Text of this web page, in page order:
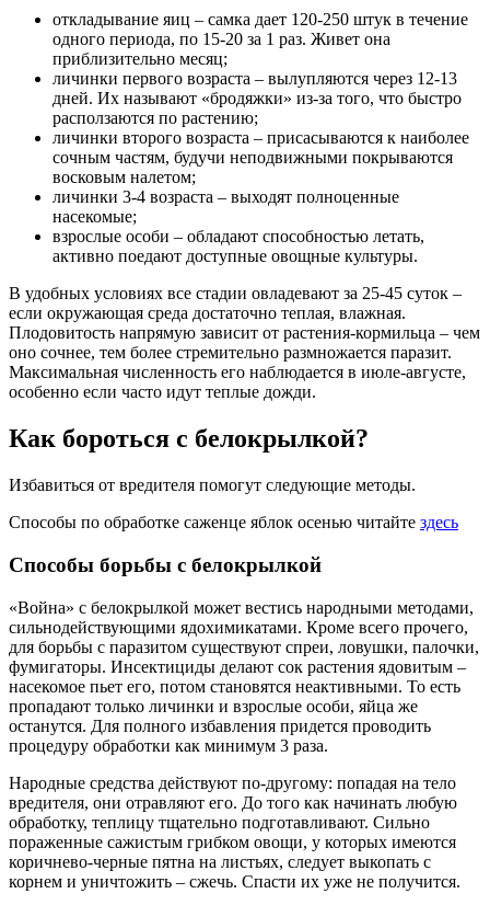
откладывание яиц – самка дает 120-250 штук в течение
одного периода, по 15-20 за 1 раз. Живет она
приблизительно месяц;
личинки первого возраста – вылупляются через 12-13
дней. Их называют «бродяжки» из-за того, что быстро
расползаются по растению;
личинки второго возраста – присасываются к наиболее
сочным частям, будучи неподвижными покрываются
восковым налетом;
личинки 3-4 возраста – выходят полноценные
насекомые;
взрослые особи – обладают способностью летать,
активно поедают доступные овощные культуры.
В удобных условиях все стадии овладевают за 25-45 суток –
если окружающая среда достаточно теплая, влажная.
Плодовитость напрямую зависит от растения-кормильца – чем
оно сочнее, тем более стремительно размножается паразит.
Максимальная численность его наблюдается в июле-августе,
особенно если часто идут теплые дожди.
Как бороться с белокрылкой?
Избавиться от вредителя помогут следующие методы.
Способы по обработке саженце яблок осенью читайте здесь
Способы борьбы с белокрылкой
«Война» с белокрылкой может вестись народными методами,
сильнодействующими ядохимикатами. Кроме всего прочего,
для борьбы с паразитом существуют спреи, ловушки, палочки,
фумигаторы. Инсектициды делают сок растения ядовитым –
насекомое пьет его, потом становятся неактивными. То есть
пропадают только личинки и взрослые особи, яйца же
останутся. Для полного избавления придется проводить
процедуру обработки как минимум 3 раза.
Народные средства действуют по-другому: попадая на тело
вредителя, они отравляют его. До того как начинать любую
обработку, теплицу тщательно подготавливают. Сильно
пораженные сажистым грибком овощи, у которых имеются
коричнево-черные пятна на листьях, следует выкопать с
корнем и уничтожить – сжечь. Спасти их уже не получится.